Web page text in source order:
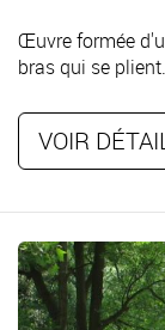
Œuvre formée
bras qui se plient.
VOIR